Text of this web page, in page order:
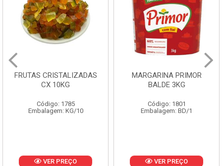
MARGARINA PRIMOR
BALDE 3KG
Código: 1801
Embalagem: BD/1
VER PREÇO
MARGARINA PRIMOR
CAIXA 12X500G
Código: 1797
Embalagem: CX/1
VER PREÇO